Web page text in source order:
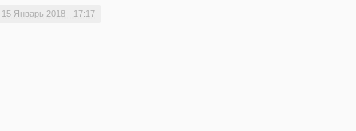
15 Январь 2018 - 17:17